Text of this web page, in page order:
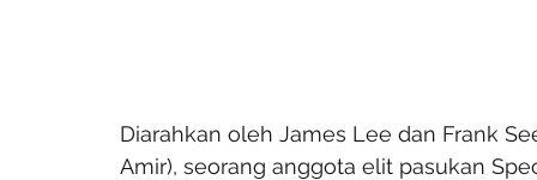
Diarahkan oleh James Lee dan Frank
Amir), seorang anggota elit pasukan